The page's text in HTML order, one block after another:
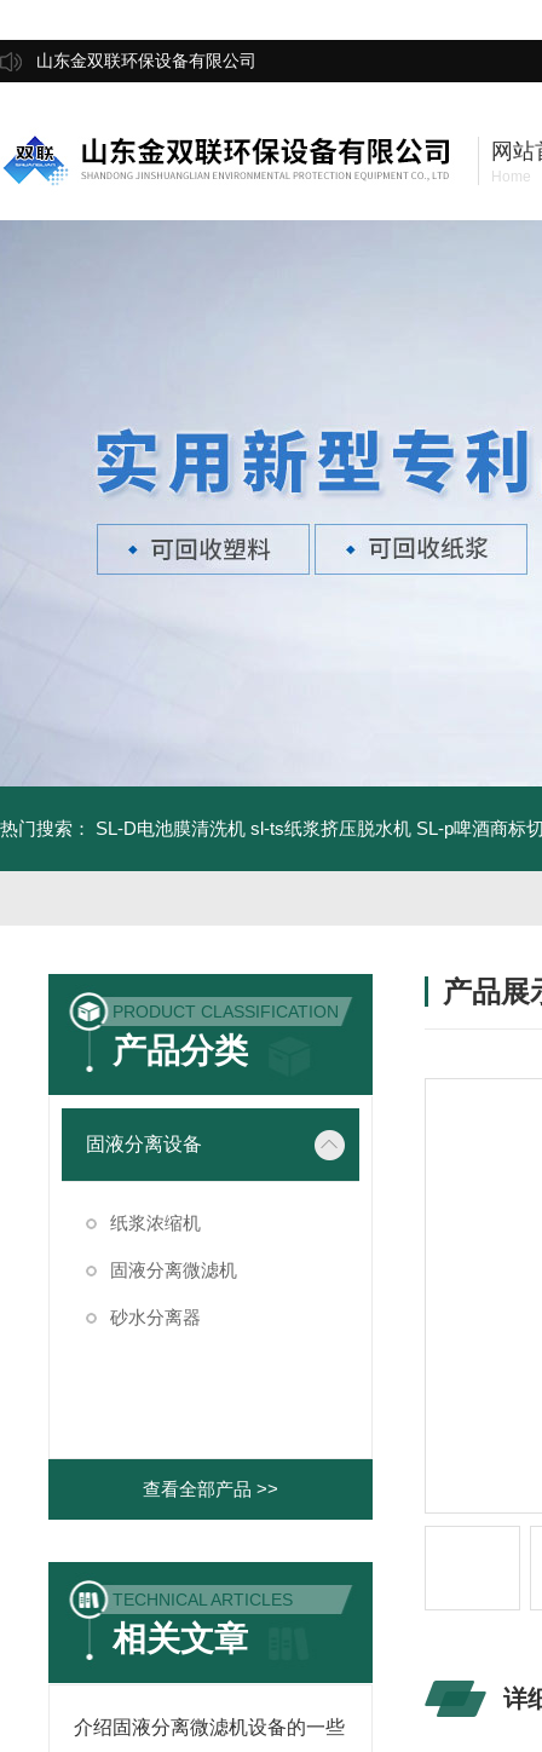
山东金双联环保设备有限公司
网站
Home
热门搜索： SL-D电池膜清洗机 sl-ts纸浆挤压脱水机 SL-p啤酒商标
PRODUCT CLASSIFICATION
产品分类
固液分离设备
纸浆浓缩机
固液分离微滤机
砂水分离器
查看全部产品 >>
TECHNICAL ARTICLES
相关文章
介绍固液分离微滤机设备的一些
产品展
详